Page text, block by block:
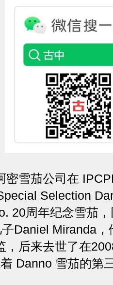
密雪茄公司在
Selection
20周年纪念雪茄
Daniel Miranda
，后来去世了在
Danno 雪茄的第